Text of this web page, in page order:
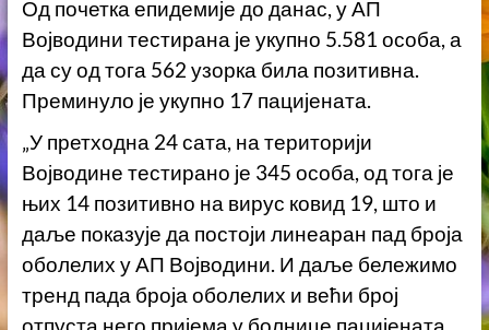
Од почетка епидемије до данас, у АП
Војводини тестирана је укупно 5.581 особа, а
да су од тога 562 узорка била позитивна.
Преминуло је укупно 17 пацијената.
„У претходна 24 сата, на територији
Војводине тестирано је 345 особа, од тога је
њих 14 позитивно на вирус ковид 19, што и
даље показује да постоји линеаран пад броја
оболелих у АП Војводини. И даље бележимо
тренд пада броја оболелих и већи број
отпуста него пријема у болнице пацијената